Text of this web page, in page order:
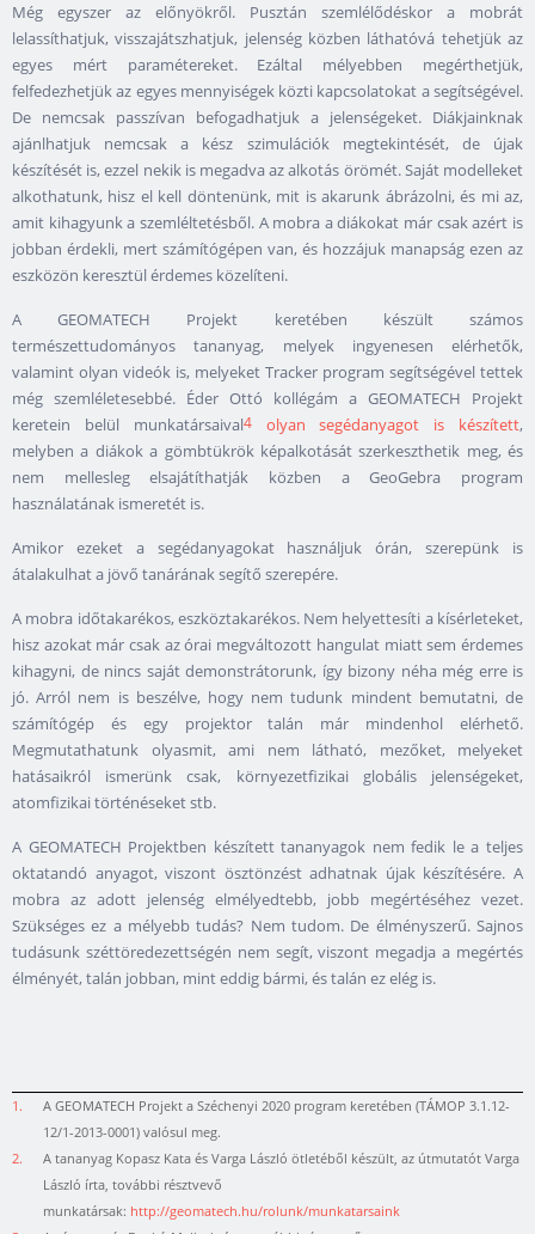
Még egyszer az előnyökről. Pusztán szemlélődéskor a mobrát
lelassíthatjuk, visszajátszhatjuk, jelenség közben láthatóvá tehetjük az
egyes mért paramétereket. Ezáltal mélyebben megérthetjük,
felfedezhetjük az egyes mennyiségek közti kapcsolatokat a segítségével.
De nemcsak passzívan befogadhatjuk a jelenségeket. Diákjainknak
ajánlhatjuk nemcsak a kész szimulációk megtekintését, de újak
készítését is, ezzel nekik is megadva az alkotás örömét. Saját modelleket
alkothatunk, hisz el kell döntenünk, mit is akarunk ábrázolni, és mi az,
amit kihagyunk a szemléltetésből. A mobra a diákokat már csak azért is
jobban érdekli, mert számítógépen van, és hozzájuk manapság ezen az
eszközön keresztül érdemes közelíteni.
A GEOMATECH Projekt keretében készült számos
természettudományos tananyag, melyek ingyenesen elérhetők,
valamint olyan videók is, melyeket Tracker program segítségével tettek
még szemléletesebbé. Éder Ottó kollégám a GEOMATECH Projekt
keretein belül munkatársaival4 olyan segédanyagot is készített,
melyben a diákok a gömbtükrök képalkotását szerkeszthetik meg, és
nem mellesleg elsajátíthatják közben a GeoGebra program
használatának ismeretét is.
Amikor ezeket a segédanyagokat használjuk órán, szerepünk is
átalakulhat a jövő tanárának segítő szerepére.
A mobra időtakarékos, eszköztakarékos. Nem helyettesíti a kísérleteket,
hisz azokat már csak az órai megváltozott hangulat miatt sem érdemes
kihagyni, de nincs saját demonstrátorunk, így bizony néha még erre is
jó. Arról nem is beszélve, hogy nem tudunk mindent bemutatni, de
számítógép és egy projektor talán már mindenhol elérhető.
Megmutathatunk olyasmit, ami nem látható, mezőket, melyeket
hatásaikról ismerünk csak, környezetfizikai globális jelenségeket,
atomfizikai történéseket stb.
A GEOMATECH Projektben készített tananyagok nem fedik le a teljes
oktatandó anyagot, viszont ösztönzést adhatnak újak készítésére. A
mobra az adott jelenség elmélyedtebb, jobb megértéséhez vezet.
Szükséges ez a mélyebb tudás? Nem tudom. De élményszerű. Sajnos
tudásunk széttöredezettségén nem segít, viszont megadja a megértés
élményét, talán jobban, mint eddig bármi, és talán ez elég is.
1.
A GEOMATECH Projekt a Széchenyi 2020 program keretében (TÁMOP 3.1.12-
12/1-2013-0001) valósul meg.
2.
A tananyag Kopasz Kata és Varga László ötletéből készült, az útmutatót Varga
László írta, további résztvevő
munkatársak: http://geomatech.hu/rolunk/munkatarsaink